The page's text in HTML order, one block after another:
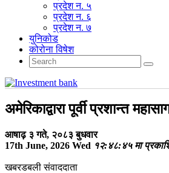
प्रदेश न. ५
प्रदेश न. ६
प्रदेश न. ७
युनिकोड
कोरोना विषेश
अमेरिकाद्वारा पूर्वी प्रशान्त
आषाढ़ ३ गते, २०८३ बुधवार
17th June, 2026 Wed १२:४८:४५ मा
खबरडबली संवाददाता